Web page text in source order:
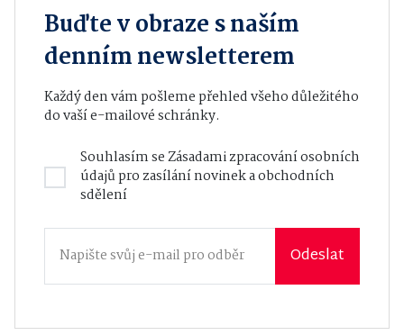
Buďte v obraze s naším
denním newsletterem
Každý den vám pošleme přehled všeho důležitého
do vaší e-mailové schránky.
Souhlasím seZásadami zpracování osobních
údajůpro zasílání novinek a obchodních
sdělení
Odeslat